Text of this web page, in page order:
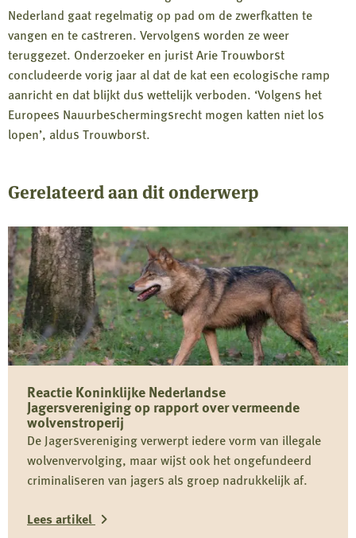
Nederland gaat regelmatig op pad om de zwerfkatten te
vangen en te castreren. Vervolgens worden ze weer
teruggezet. Onderzoeker en jurist Arie Trouwborst
concludeerde vorig jaar al dat de kat een ecologische ramp
aanricht en dat blijkt dus wettelijk verboden. ‘Volgens het
Europees Nauurbeschermingsrecht mogen katten niet los
lopen’, aldus Trouwborst.
Gerelateerd aan dit onderwerp
Reactie Koninklijke Nederlandse
Jagersvereniging op rapport over vermeende
wolvenstroperij
De Jagersvereniging verwerpt iedere vorm van illegale
wolvenvervolging, maar wijst ook het ongefundeerd
criminaliseren van jagers als groep nadrukkelijk af.
Lees artikel